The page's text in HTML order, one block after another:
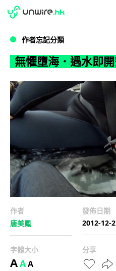
無懼墮海．遇水
WWDC 2026
作者忘記分類
無懼墮海．遇水即
作者
唐美鳳
發佈日期
2012-12-
字體大小
AAA
分享